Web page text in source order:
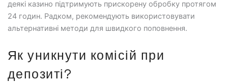
деякі казино підтримують прискорену обробку протягом
24 годин. Радком, рекомендують використовувати
альтернативні методи для швидкого поповнення.
Як уникнути комісій при
депозиті?